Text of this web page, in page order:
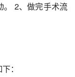
。 2、做完手术流
：